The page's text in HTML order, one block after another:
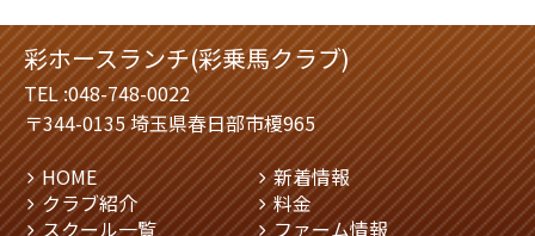
彩ホースランチ(彩乗馬クラブ)
TEL :048-748-0022
〒344-0135 埼玉県春日部市榎965
HOME
新着情報
クラブ紹介
料金
スクール一覧
ファーム情報